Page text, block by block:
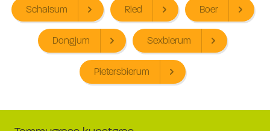
Schalsum Ried Boer
Dongjum Sexbierum
Pietersbierum